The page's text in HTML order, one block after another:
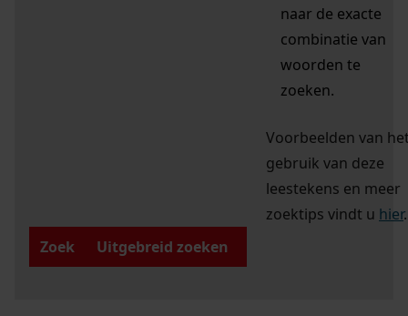
naar de exacte
combinatie van
woorden te
zoeken.
Voorbeelden van
gebruik van deze
leestekens en meer
zoektips vindt u hier.
Zoek
Uitgebreid zoeken